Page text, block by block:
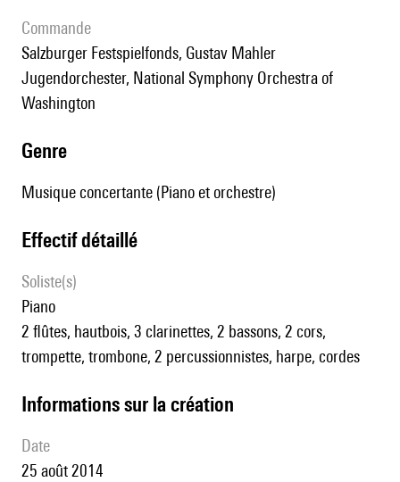
Commande
Salzburger Festspielfonds, Gustav Mahler
Jugendorchester, National Symphony Orchestra of
Washington
genre
Musique concertante (Piano et orchestre)
effectif détaillé
Soliste(s)
piano
2 flûtes, hautbois, 3 clarinettes, 2 bassons, 2 cors,
trompette, trombone, 2 percussionnistes, harpe, cordes
informations sur la création
date
25 août 2014